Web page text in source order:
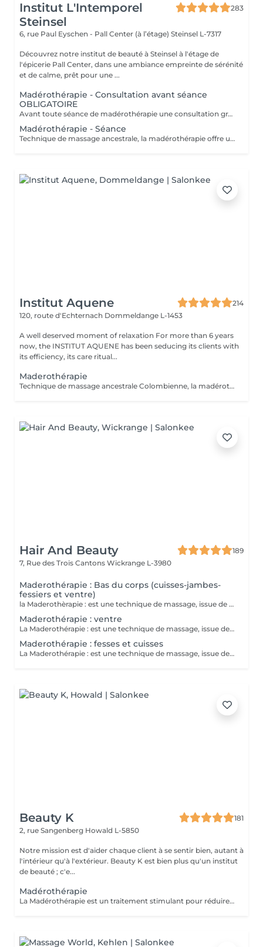
Institut L'Intemporel
Steinsel
283
6, rue Paul Eyschen - Pall Center (à l’étage) Steinsel L-7317
Découvrez notre institut de beauté à Steinsel à l'étage de
l'épicerie Pall Center, dans une ambiance empreinte de sérénité
et de calme, prêt pour une ...
Madérothérapie - Consultation avant séance
OBLIGATOIRE
Avant toute séance de madérothérapie une consultation gratuite est obligatoire afin d'envisager un traitement et de valider les contre-indications éventuelles. L'acompte sera restitué entièrement lors de votre venue, si vous n'annulez pas il sera conservé. Attention certaines contre indications sont en prendre en compte: - dèmes. - maladies rénales. - phlébites / thromboses. - insuffisance cardiaque. - dermatite (sur la zone à travailler). - plaies ouvertes. - parties osseuses. - grossesse (pas le ventre , ni le 1er trimestre). - règles abondantes. - infection, fièvre. - hypotension.
Madérothérapie - Séance
Technique de massage ancestrale, la madérothérapie offre une multitude de bénéfices sur le corps et le bien-être ! Les instruments et rouleaux en bois agissent sur toutes les zones du corps permettant un drainage profond et une tonification du corps dans son ensemble. Attention certaines contre indications sont en prendre en compte: - dèmes. - maladies rénales. - phlébites / thromboses. - insuffisance cardiaque. - dermatite (sur la zone à travailler). - plaies ouvertes. - parties osseuses. - grossesse (pas le ventre , ni le 1er trimestre). - règles abondantes. - infection, fièvre. - hypotension. TOUJOURS PRENDRE UNE CONSULTATION AVANT TOUTES PRISES DE RDV. MERCI.
Institut Aquene
214
120, route d'Echternach Dommeldange L-1453
A well deserved moment of relaxation For more than 6 years
now, the INSTITUT AQUENE has been seducing its clients with
its efficiency, its care ritual...
Maderothérapie
Technique de massage ancestrale Colombienne, la madérothérapie offre une multitude de bénéfices sur le corps ! - L'amélioration de la circulation sanguine et de la circulation lymphatique - Une peau resserrée, des muscles plus toniques - L'élimination de l'apparence de la cellulite, même profonde... Qu'il s'agisse de la peau du corps ou du visage, les instruments et rouleaux en bois de maderothérapie agissent sur toutes les zones du corps permettant une relaxation profonde et une tonification du corps dans son ensemble. Pour un bon résultat il est conseiller de faire entre 3 à 5 séances de drainage lymphatique Brésilien afin de détoxifier le corps et 10 séances de maderothérapie réparties sur 5 semaines (soit 2 séances par semaine). Et une séance par mois de chaque en entretient. Effet WOUAH garantie
Hair And Beauty
189
7, Rue des Trois Cantons Wickrange L-3980
Maderothérapie : Bas du corps (cuisses-jambes-
fessiers et ventre)
la Maderothèrapie : est une technique de massage, issue de la médecine traditionnelle orientale qui utilise des instruments en bois pour modeler la silhouette , stimule la circulation sanguine, réduit la cellulite, gainant et amincissant. Séance corps entier
Maderothérapie : ventre
La Maderothérapie : est une technique de massage, issue de la médecine traditionnelle oriental qui utilise des instruments en bois pour modeler la silhouette, stimule la circulation sanguine, réduit la cellulite, gainant et amincissant.
Maderothérapie : fesses et cuisses
La Maderothérapie : est une technique de massage, issue de la médecine traditionnelle orientale qui utilise des instruments en bois pour modeler la silhouette, stimule la circulation sanguine, réduit la cellulite, gainant et amincissant. séance fesses et jambes
Beauty K
181
2, rue Sangenberg Howald L-5850
Notre mission est d'aider chaque client à se sentir bien, autant à
l'intérieur qu'à l'extérieur. Beauty K est bien plus qu'un institut
de beauté ; c'e...
Madérothérapie
La Madérothérapie est un traitement stimulant pour réduire la cellulite, tonifier la peau et remodeler le corps. Ce massage intense utilise des instruments en bois de tailles et formes variées, adaptés aux zones du corps et aux applications spécifiques. En fonction de vos besoins, différentes techniques de frictions sont appliquées, associées à des huiles essentielles, sérums ou crèmes. Bienfaits : Tonifie et raffermit la peau Améliore la circulation sanguine et lymphatique Diminue les jambes lourdes Stimule la production de collagène, élastine et vitamine E Régule les centres d'énergie Favorise la relaxation et la respiration Réduit la cellulite et réactive le système nerveux.